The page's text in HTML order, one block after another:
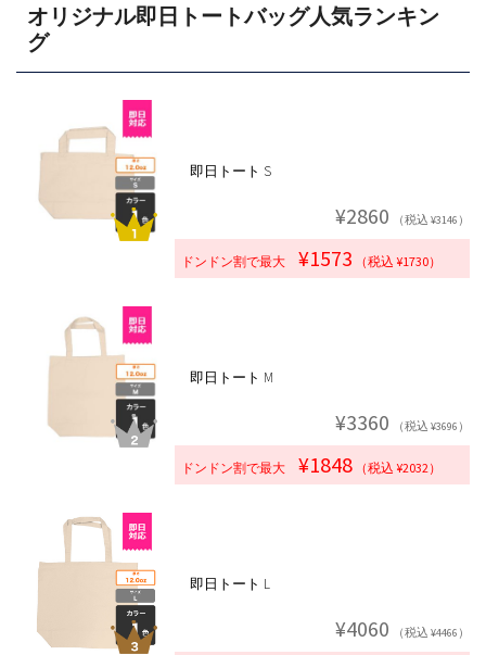
オリジナル即日トートバッグ人気ランキン
グ
即日トート S
¥2860 （税込 ¥3146）
ドンドン割で最大 ¥1573 （税込 ¥1730）
即日トート M
¥3360 （税込 ¥3696）
ドンドン割で最大 ¥1848 （税込 ¥2032）
即日トート L
¥4060 （税込 ¥4466）